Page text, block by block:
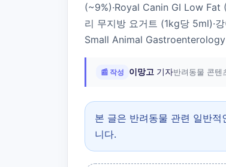
(~9%)·Royal Canin GI Low Fat
리 무지방 요거트 (1kg당 5ml)·
Small Animal
📰 작성 이망고 기자반려동물 콘텐
본 글은 반려동물 관련 일반
니다.